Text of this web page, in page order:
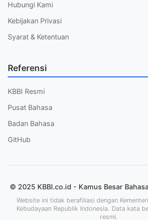
Hubungi Kami
Kebijakan Privasi
Syarat & Ketentuan
Referensi
KBBI Resmi
Pusat Bahasa
Badan Bahasa
GitHub
© 2025 KBBI.co.id - Kamus Besar
Website ini tidak berafiliasi dengan
Kebudayaan Republik Indonesia. Data kata
resmi.